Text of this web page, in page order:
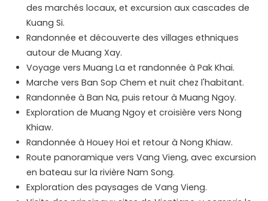
des marchés locaux, et excursion aux cascades de
Kuang Si.
Randonnée et découverte des villages ethniques
autour de Muang Xay.
Voyage vers Muang La et randonnée à Pak Khai.
Marche vers Ban Sop Chem et nuit chez l'habitant.
Randonnée à Ban Na, puis retour à Muang Ngoy.
Exploration de Muang Ngoy et croisière vers Nong
Khiaw.
Randonnée à Houey Hoi et retour à Nong Khiaw.
Route panoramique vers Vang Vieng, avec excursion
en bateau sur la rivière Nam Song.
Exploration des paysages de Vang Vieng.